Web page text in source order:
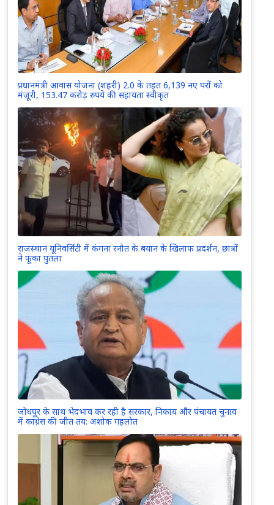
प्रधानमंत्री आवास योजना (शहरी) 2.0 के तहत 6,139 नए घरों को
मंजूरी, 153.47 करोड़ रुपये की सहायता स्वीकृत
राजस्थान यूनिवर्सिटी में कंगना रनौत के बयान के खिलाफ प्रदर्शन, छात्रों
ने फूंका पुतला
जोधपुर के साथ भेदभाव कर रही है सरकार, निकाय और पंचायत चुनाव
में कांग्रेस की जीत तय: अशोक गहलोत